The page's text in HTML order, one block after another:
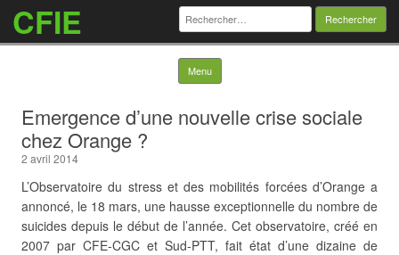
CFIE Rechercher :
Menu Skip to content
Emergence d’une nouvelle crise sociale
chez Orange ?
2 avril 2014
L’Observatoire du stress et des mobilités forcées d’Orange a
annoncé, le 18 mars, une hausse exceptionnelle du nombre de
suicides depuis le début de l’année. Cet observatoire, créé en
2007 par CFE-CGC et Sud-PTT, fait état d’une dizaine de